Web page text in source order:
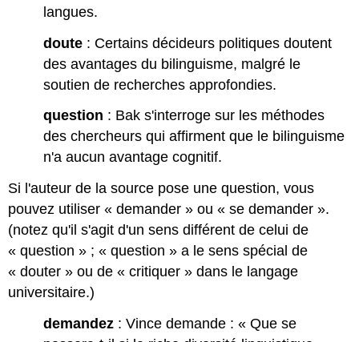
langues.
doute : Certains décideurs politiques doutent
des avantages du bilinguisme, malgré le
soutien de recherches approfondies.
question : Bak s'interroge sur les méthodes
des chercheurs qui affirment que le bilinguisme
n'a aucun avantage cognitif.
Si l'auteur de la source pose une question, vous
pouvez utiliser « demander » ou « se demander ».
(notez qu'il s'agit d'un sens différent de celui de
« question » ; « question » a le sens spécial de
« douter » ou de « critiquer » dans le langage
universitaire.)
demandez : Vince demande : « Que se